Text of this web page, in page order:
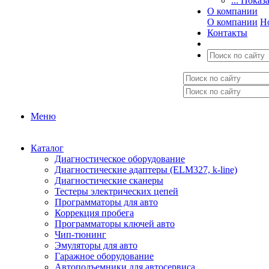
О компании
О компании
Контакты
Меню
Каталог
Диагностическое оборудование
Диагностические адаптеры (ELM327, k-line)
Диагностические сканеры
Тестеры электрических цепей
Программаторы для авто
Коррекция пробега
Программаторы ключей авто
Чип-тюнинг
Эмуляторы для авто
Гаражное оборудование
Автоподъемники для автосервиса